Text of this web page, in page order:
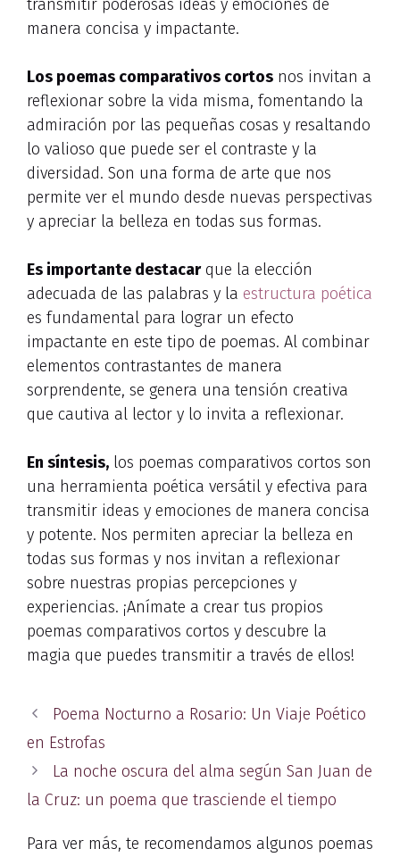
transmitir poderosas ideas y emociones de
manera concisa y impactante.
Los poemas comparativos cortos nos invitan a
reflexionar sobre la vida misma, fomentando la
admiración por las pequeñas cosas y resaltando
lo valioso que puede ser el contraste y la
diversidad. Son una forma de arte que nos
permite ver el mundo desde nuevas perspectivas
y apreciar la belleza en todas sus formas.
Es importante destacarque la elección
adecuada de las palabras y la estructura poética
es fundamental para lograr un efecto
impactante en este tipo de poemas. Al combinar
elementos contrastantes de manera
sorprendente, se genera una tensión creativa
que cautiva al lector y lo invita a reflexionar.
En síntesis, los poemas comparativos cortos son
una herramienta poética versátil y efectiva para
transmitir ideas y emociones de manera concisa
y potente. Nos permiten apreciar la belleza en
todas sus formas y nos invitan a reflexionar
sobre nuestras propias percepciones y
experiencias. ¡Anímate a crear tus propios
poemas comparativos cortos y descubre la
magia que puedes transmitir a través de ellos!
Poema Nocturno a Rosario: Un Viaje Poético
en Estrofas
La noche oscura del alma según San Juan de
la Cruz: un poema que trasciende el tiempo
Para ver más, te recomendamos algunos poemas